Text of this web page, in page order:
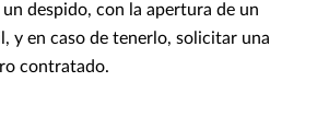
un despido, con la apertura de un
y en caso de tenerlo, solicitar una
contratado.